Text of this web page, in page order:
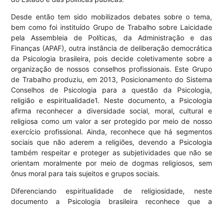
Desde então tem sido mobilizados debates sobre o tema,
bem como foi instituído Grupo de Trabalho sobre Laicidade
pela Assembleia de Políticas, da Administração e das
Finanças (APAF), outra instância de deliberação democrática
da Psicologia brasileira, pois decide coletivamente sobre a
organização de nossos conselhos profissionais. Este Grupo
de Trabalho produziu, em 2013, Posicionamento do Sistema
Conselhos de Psicologia para a questão da Psicologia,
religião e espiritualidade1. Neste documento, a Psicologia
afirma reconhecer a diversidade social, moral, cultural e
religiosa como um valor a ser protegido por meio de nosso
exercício profissional. Ainda, reconhece que há segmentos
sociais que não aderem a religiões, devendo a Psicologia
também respeitar e proteger as subjetividades que não se
orientam moralmente por meio de dogmas religiosos, sem
ônus moral para tais sujeitos e grupos sociais.
Diferenciando espiritualidade de religiosidade, neste
documento a Psicologia brasileira reconhece que a